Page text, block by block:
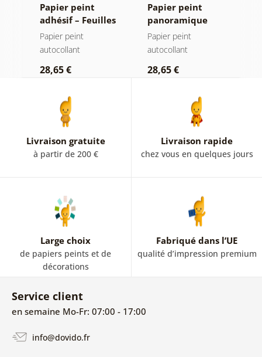
Papier peint
adhésif – Feuilles
avec teinte
pastel
Papier peint
autocollant
28,65 €
Papier peint
panoramique
autocollant –
Forêt dans le
Papier peint
autocollant
28,65 €
Livraison gratuite
à partir de 200 €
Livraison rapide
chez vous en quelques jours
Large choix
de papiers peints et de
décorations
Fabriqué dans l’UE
qualité d’impression premium
Service client
en semaine Mo-Fr: 07:00 - 17:00
info@dovido.fr